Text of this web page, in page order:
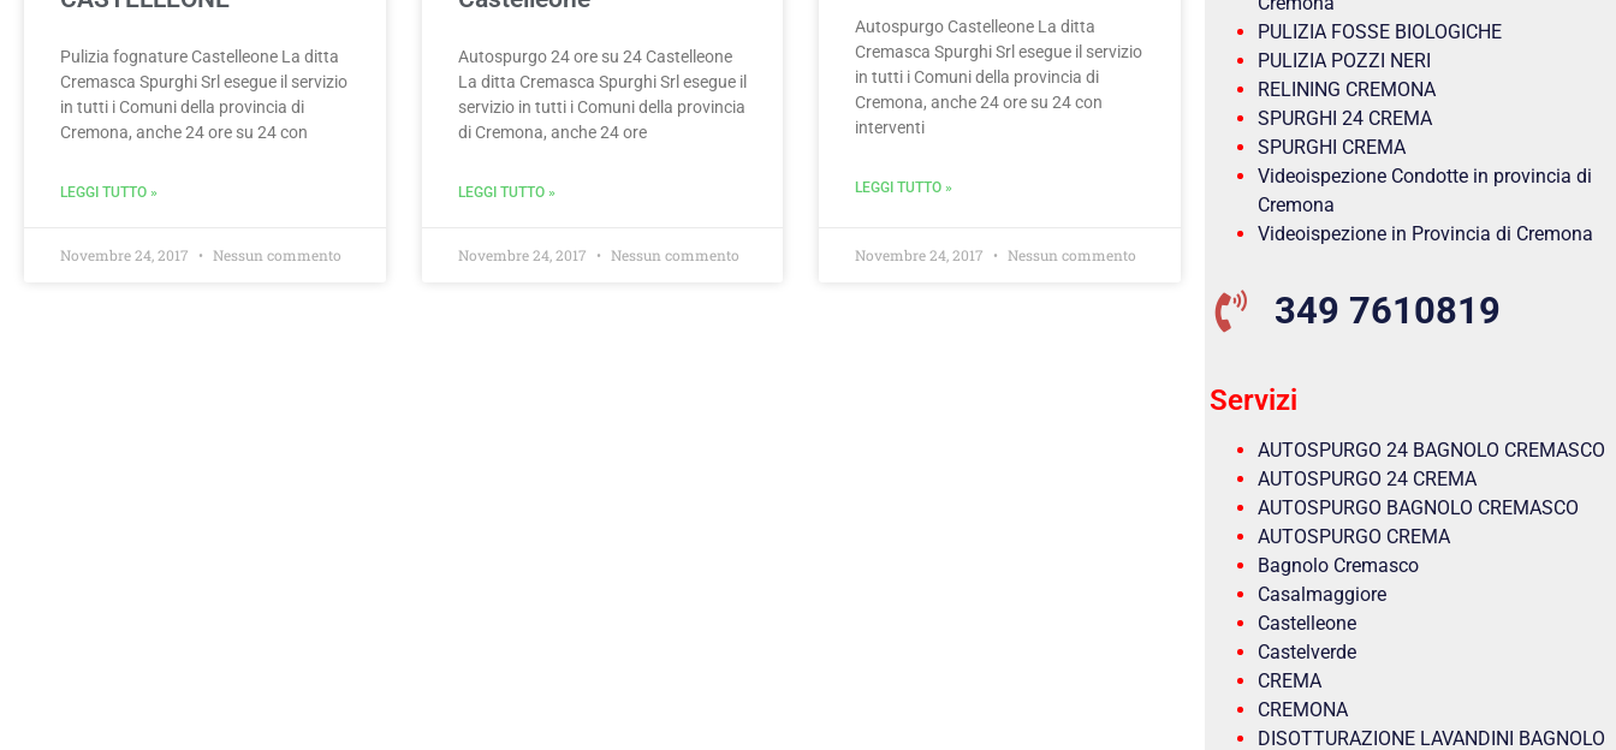
Pulizia fognature Castelleone La ditta
Cremasca Spurghi Srl esegue il servizio
in tutti i Comuni della provincia di
Cremona, anche 24 ore su 24 con
LEGGI TUTTO »
Novembre 24, 2017 Nessun commento
Autospurgo 24 ore su 24 Castelleone
La ditta Cremasca Spurghi Srl esegue il
servizio in tutti i Comuni della provincia
di Cremona, anche 24 ore
LEGGI TUTTO »
Novembre 24, 2017 Nessun commento
Autospurgo Castelleone La ditta
Cremasca Spurghi Srl esegue il servizio
in tutti i Comuni della provincia di
Cremona, anche 24 ore su 24 con
interventi
LEGGI TUTTO »
Novembre 24, 2017 Nessun commento
PULIZIA FOSSE BIOLOGICHE
PULIZIA POZZI NERI
RELINING CREMONA
SPURGHI 24 CREMA
SPURGHI CREMA
Videoispezione Condotte in provincia di
Cremona
Videoispezione in Provincia di Cremona
349 7610819
Servizi
AUTOSPURGO 24 BAGNOLO CREMASCO
AUTOSPURGO 24 CREMA
AUTOSPURGO BAGNOLO CREMASCO
AUTOSPURGO CREMA
Bagnolo Cremasco
Casalmaggiore
Castelleone
Castelverde
CREMA
CREMONA
DISOTTURAZIONE LAVANDINI BAGNOLO